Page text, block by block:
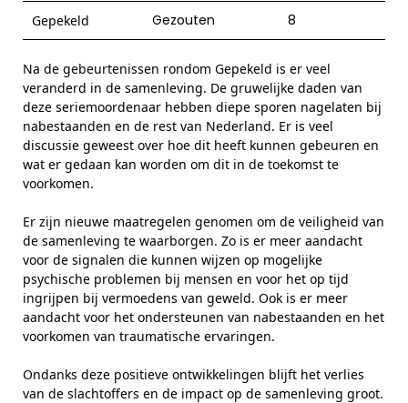
Gepekeld Gezouten 8
Na de gebeurtenissen rondom Gepekeld is er veel
veranderd in de samenleving. De gruwelijke daden van
deze seriemoordenaar hebben diepe sporen nagelaten bij
nabestaanden en de rest van Nederland. Er is veel
discussie geweest over hoe dit heeft kunnen gebeuren en
wat er gedaan kan worden om dit in de toekomst te
voorkomen.
Er zijn nieuwe maatregelen genomen om de veiligheid van
de samenleving te waarborgen. Zo is er meer aandacht
voor de signalen die kunnen wijzen op mogelijke
psychische problemen bij mensen en voor het op tijd
ingrijpen bij vermoedens van geweld. Ook is er meer
aandacht voor het ondersteunen van nabestaanden en het
voorkomen van traumatische ervaringen.
Ondanks deze positieve ontwikkelingen blijft het verlies
van de slachtoffers en de impact op de samenleving groot.